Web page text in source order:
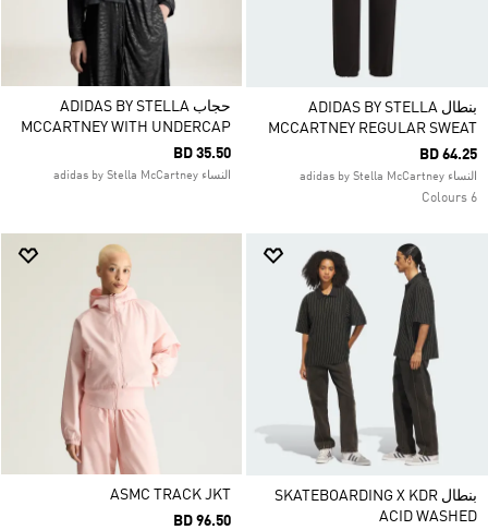
بنطال ADIDAS BY STELLA
MCCARTNEY REGULAR SWEAT
BD 64.25
النساء adidas by Stella McCartney
6 Colours
حجاب ADIDAS BY STELLA
MCCARTNEY WITH UNDERCAP
BD 35.50
النساء adidas by Stella McCartney
بنطال SKATEBOARDING X KDR
ACID WASHED
ASMC TRACK JKT
BD 96.50